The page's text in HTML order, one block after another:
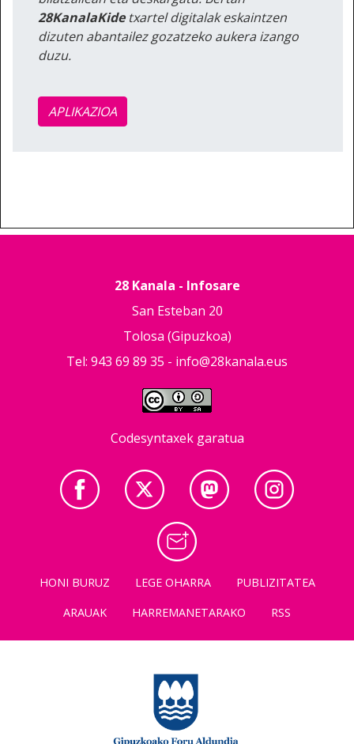
28KanalaKidetxartel digitalak eskaintzen
dizuten abantailez gozatzeko aukera izango
duzu.
APLIKAZIOA
28 Kanala - Infosare
San Esteban 20
Tolosa (Gipuzkoa)
Tel: 943 69 89 35 - info@28kanala.eus
Codesyntaxek garatua
HONI BURUZ LEGE OHARRA
PUBLIZITATEA
ARAUAK
HARREMANETARAKO RSS